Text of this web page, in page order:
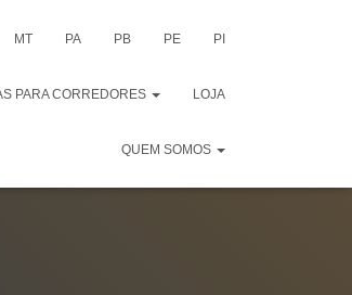
MT PA PB PE PI
PARA CORREDORES LOJA
QUEM SOMOS